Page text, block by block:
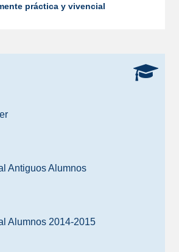
práctica y vivencial
Antiguos Alumnos
Alumnos 2014-2015